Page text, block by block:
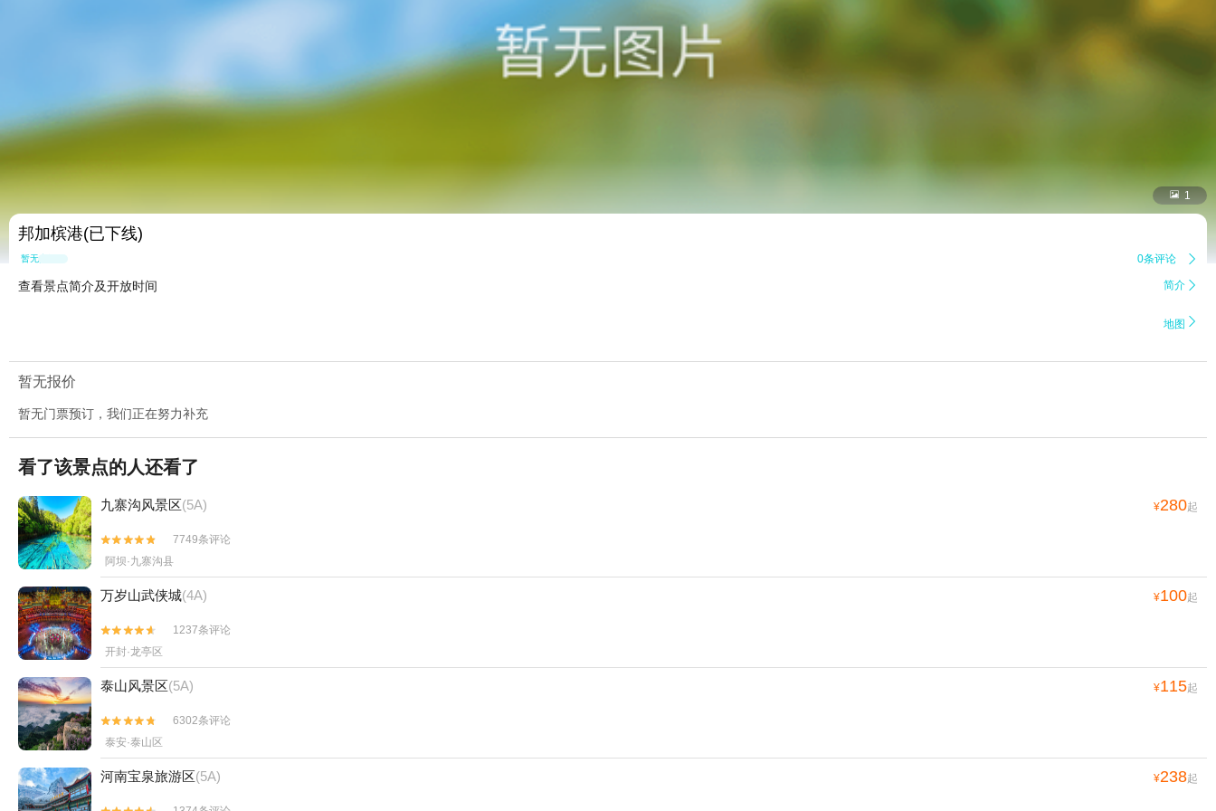
 1
邦加槟港(已下线)
暂无点评 0条评论 
查看景点简介及开放时间 简介 
地图 
暂无报价
暂无门票预订，我们正在努力补充
看了该景点的人还看了
九寨沟风景区(5A) ¥280起


7749条评论
阿坝·九寨沟县
万岁山武侠城(4A) ¥100起


1237条评论
开封·龙亭区
泰山风景区(5A) ¥115起


6302条评论
泰安·泰山区
河南宝泉旅游区(5A) ¥238起